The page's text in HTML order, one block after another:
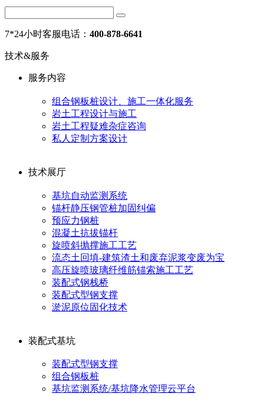
7*24小时客服电话： 400-878-6641
技术&服务
服务内容
组合钢板桩设计、施工一体化服务
岩土工程设计与施工
岩土工程疑难杂症咨询
私人定制方案设计
技术展厅
基坑自动监测系统
锚杆静压钢管桩加固纠偏
预应力钢桩
混凝土抗拔锚杆
旋喷斜抛撑施工工艺
流态土回填-建筑渣土和废弃泥浆变废为宝
高压旋喷玻璃纤维筋锚索施工工艺
装配式钢栈桥
装配式型钢支撑
淤泥原位固化技术
装配式基坑
装配式型钢支撑
组合钢板桩
基坑监测系统/基坑降水管理云平台